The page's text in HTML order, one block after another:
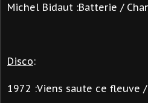
Michel Bidaut :Batterie /
Disco:
1972 :Viens saute ce fleuve